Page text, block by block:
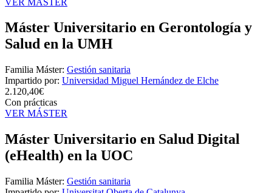
Máster Universitario en Gerontología y
Salud en la UMH
Familia Máster: Gestión sanitaria
Impartido por: Universidad Miguel Hernández de Elche
2.120,40€
Con prácticas
VER MÁSTER
Máster Universitario en Salud Digital
(eHealth) en la UOC
Familia Máster: Gestión sanitaria